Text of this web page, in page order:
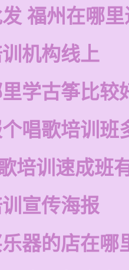
福州在哪
机构线上
学古筝比较
唱歌培训班
培训速成班
宣传海报
器的店在哪